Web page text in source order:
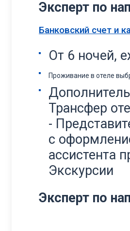
Эксперт по
Банковский счет и
От 6 ночей,
Проживание в отеле
Трансфер
-
с
ассистента
Экскурсии
Эксперт по